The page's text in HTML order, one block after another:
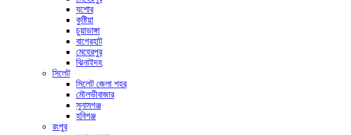
যশোর
কুষ্টিয়া
চুয়াডাঙ্গা
বাগেরহাট
মেহেরপুর
ঝিনাইদহ
সিলেট
সিলেট জেলা শহর
মৌলভীবাজার
সুনামগঞ্জ
হবিগঞ্জ
রংপুর